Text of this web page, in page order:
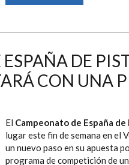
PREPARACIÓN
ÁNGELES
EL
LIBRO
"IMPARABLES",
DE
JULIO
DE
CON UNA
El Campeonato de España
lugar este fin de semana en el
un nuevo paso en su apuesta
programa de competición de